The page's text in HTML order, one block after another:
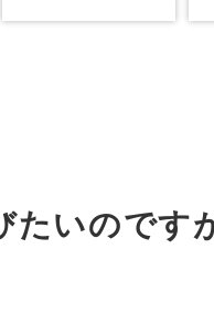
たいので